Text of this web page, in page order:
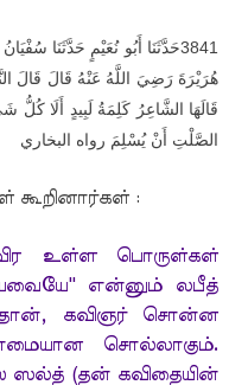
3841حَدَّثَنَا أَبُو نُعَيْمٍ حَدَّثَنَا
هُرَيْرَةَ رَضِيَ اللَّهُ عَنْهُ قَالَ قَالَ
قَالَهَا الشَّاعِرُ كَلِمَةُ لَبِيدٍ أَلَا كُلُّ
الصَّلْتِ أَنْ يُسْلِمَ رواه البخاري
கூறினார்கள் :
உள்ள பொருள்கள்
என்னும் லபீத்
கவிஞர் சொன்ன
சொல்லாகும்.
ஸல்த் (தன் கவிதையின்